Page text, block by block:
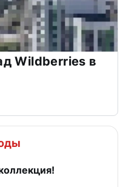
Wildberries в